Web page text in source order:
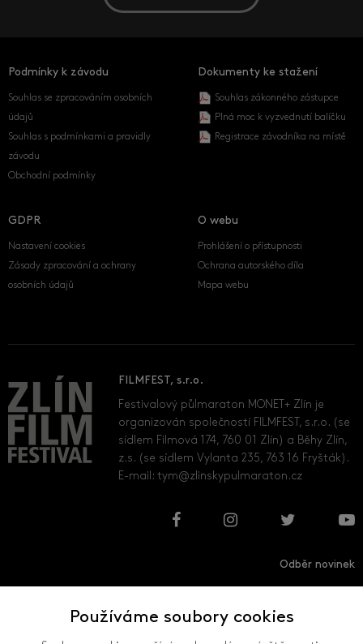
Podmínky k závodu
Souhlas se zpracováním osobních
údajů
Souhlas s podmínkami a pravidly
závodu
Obchodní podmínky
Dokumenty ke stažení
Souhlas zákonného zástupce
Plná moc k vyzvednutí balíčku
Registrace závodníka na místě
GDPR
Nastavení cookies
Zásady zpracování a ochrany
osobních údajů
O webu
Prohlášení o přístupnosti
Ochrana autorského díla
Mapa webu
FILMFEST, s.r.o.
Festivalový půlmaraton MONET+ Zlín je
organizován společností FILMFEST, s.r.o. (se
sídlem Filmová 174, 760 01 Zlín) a Běhy Zlín,
z.s. (se sídlem Vylanta 235, 763 16 Fryšták).
E-mail:tym@zlinskypulmaraton.cz
Odběr novinek
Používáme soubory cookies